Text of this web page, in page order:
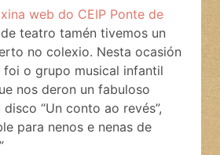
web do CEIP Ponte de
de teatro tamén tivemos un
no colexio. Nesta ocasión
foi o grupo musical infantil
nos deron un fabuloso
“Un conto ao revés”,
para nenos e nenas de